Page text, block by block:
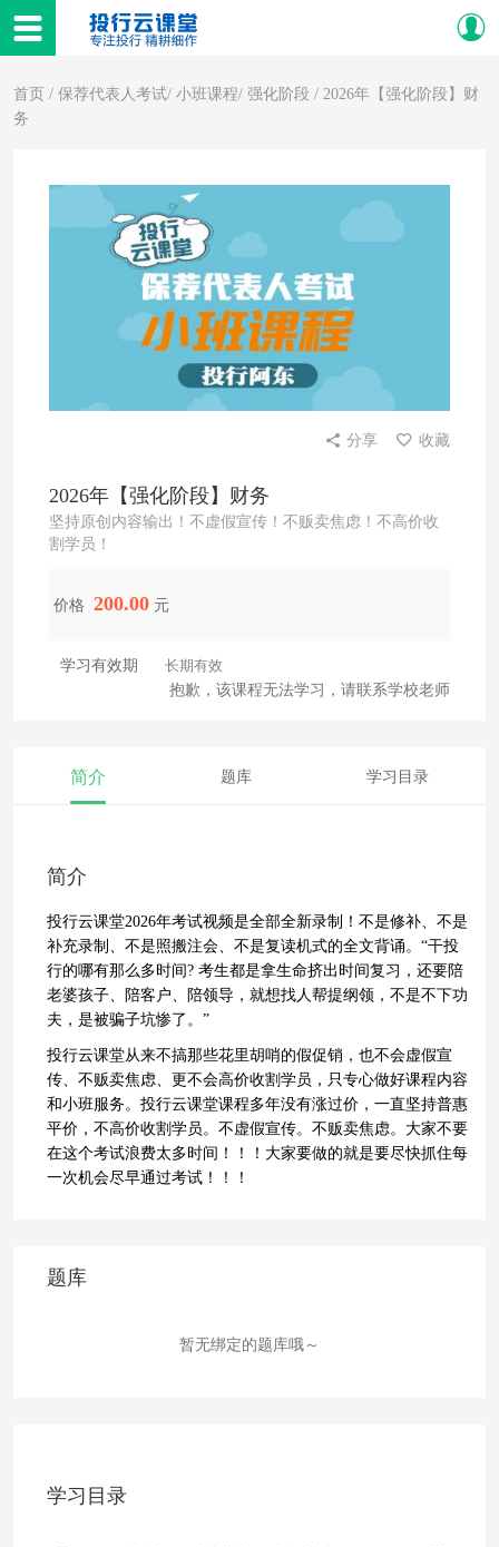
首页 / 保荐代表人考试/ 小班课程/ 强化阶段 / 2026年【强化阶段】财
务
分享 收藏
2026年【强化阶段】财务
坚持原创内容输出！不虚假宣传！不贩卖焦虑！不高价收
割学员！
价格 200.00 元
学习有效期
长期有效
抱歉，该课程无法学习，请联系学校老师
简介 题库 学习目录
简介
投行云课堂2026年考试视频是全部全新录制！不是修补、不是
补充录制、不是照搬注会、不是复读机式的全文背诵。“干投
行的哪有那么多时间? 考生都是拿生命挤出时间复习，还要陪
老婆孩子、陪客户、陪领导，就想找人帮提纲领，不是不下功
夫，是被骗子坑惨了。”
投行云课堂从来不搞那些花里胡哨的假促销，也不会虚假宣
传、不贩卖焦虑、更不会高价收割学员，只专心做好课程内容
和小班服务。投行云课堂课程多年没有涨过价，一直坚持普惠
平价，不高价收割学员。不虚假宣传。不贩卖焦虑。大家不要
在这个考试浪费太多时间！！！大家要做的就是要尽快抓住每
一次机会尽早通过考试！！！
题库
暂无绑定的题库哦～
学习目录